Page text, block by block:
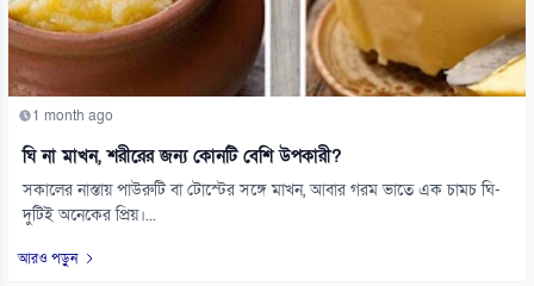
1 month ago
ঘি না মাখন, শরীরের জন্য কোনটি বেশি উপকারী?
সকালের নাস্তায় পাউরুটি বা টোস্টের সঙ্গে মাখন, আবার গরম ভাতে এক চামচ ঘি-
দুটিই অনেকের প্রিয়।...
আরও পড়ুন